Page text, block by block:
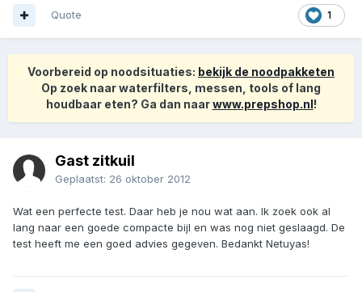
1
Quote
Voorbereid op noodsituaties: bekijk de noodpakketen
Op zoek naar waterfilters, messen, tools of lang
houdbaar eten? Ga dan naarwww.prepshop.nl!
Gast zitkuil
Geplaatst: 26 oktober 2012
Wat een perfecte test. Daar heb je nou wat aan. Ik zoek ook al
lang naar een goede compacte bijl en was nog niet geslaagd. De
test heeft me een goed advies gegeven. Bedankt Netuyas!